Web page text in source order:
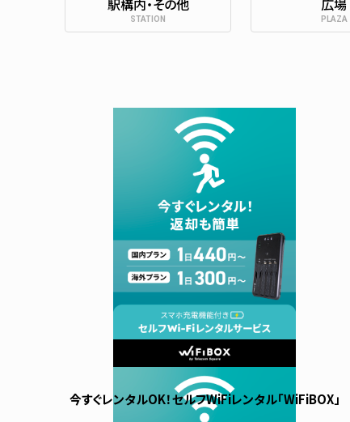
駅構内・その他
STATION
広場
PLAZA
今すぐレンタルOK！セルフWiFiレンタル「WiFiBOX」